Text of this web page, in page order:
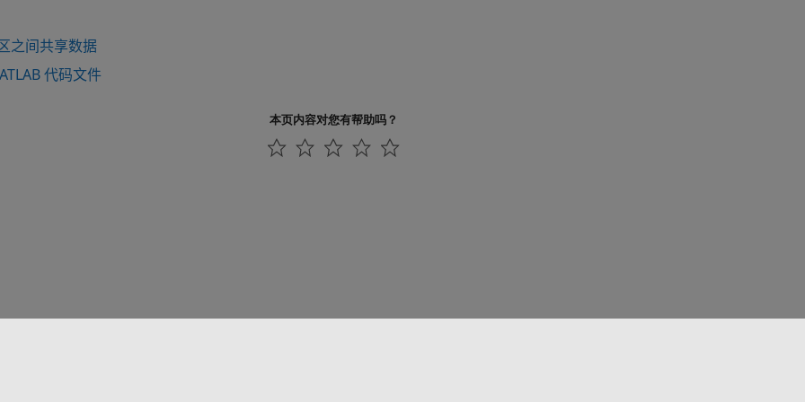
之间共享数据
代码文件
本页内容对您有帮助吗？